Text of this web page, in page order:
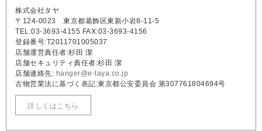
株式会社タヤ
〒124-0023 東京都葛飾区東新小岩8-11-5
TEL:03-3693-4155 FAX:03-3693-4156
登録番号:T2011701005037
店舗運営責任者:杉田 潔
店舗セキュリティ責任者:杉田 潔
店舗連絡先: hanger@e-taya.co.jp
古物営業法に基づく表記:東京都公安委員会 第307761804694号
詳しくはこちら